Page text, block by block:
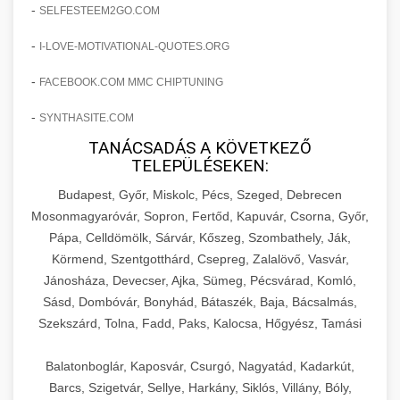
amelyek valós eredményeket hoznak.
szonyegtisztito.net
marketing stratégiai tervrajz
útjáról, bemutatva az utat a küzdő praxistól a
virágzó vállalkozásig 150%-os növekedéssel.
klinika átalakulási történet
Érdeklődés 150%-os Fokozása
Technikák és módszerek a páciensek
érdeklődésének és elkötelezettségének drámai
növeléséhez. Egy 150%-os fellendülési
esettanulmány gyakorlati betekintésekkel.
weboldal-keszites.co
elkötelezettség erősítési módszerek
🎮 19. AI Google Ads és Meta
Kampány Kezelés
Fejlett AI-alapú Google Ads és Meta hirdetési
kampánykezelés. Optimalizálja hirdetési
költségvetését gépi tanulással és
automatizálással.
aikampany.hu AI hirdetési automatizálás
🍞 20. Ipari Dagasztógép +
Professzionális ipari dagasztógépek és
tésztakeverő gépek pékségek és kereskedelmi
konyhák számára. Masszív konstrukció
megbízható teljesítményhez.
🔪 21. Ipari Szeletelőgép +
Ipari hús- és sajtszeletelő gépek professzionális
élelmiszer-előkészítéshez. Precíziós vágás
📦 22. Vákuumozó Gép
- SELFESTEEM2GO.COM
- I-LOVE-MOTIVATIONAL-QUOTES.ORG
- FACEBOOK.COM MMC CHIPTUNING
- SYNTHASITE.COM
TANÁCSADÁS A KÖVETKEZŐ
TELEPÜLÉSEKEN:
Budapest, Győr, Miskolc, Pécs, Szeged, Debrecen
Mosonmagyaróvár, Sopron, Fertőd, Kapuvár, Csorna, Győr,
Pápa, Celldömölk, Sárvár, Kőszeg, Szombathely, Ják,
Körmend, Szentgotthárd, Csepreg, Zalalövő, Vasvár,
Jánosháza, Devecser, Ajka, Sümeg, Pécsvárad, Komló,
Sásd, Dombóvár, Bonyhád, Bátaszék, Baja, Bácsalmás,
Szekszárd, Tolna, Fadd, Paks, Kalocsa, Hőgyész, Tamási
Balatonboglár, Kaposvár, Csurgó, Nagyatád, Kadarkút,
Barcs, Szigetvár, Sellye, Harkány, Siklós, Villány, Bóly,